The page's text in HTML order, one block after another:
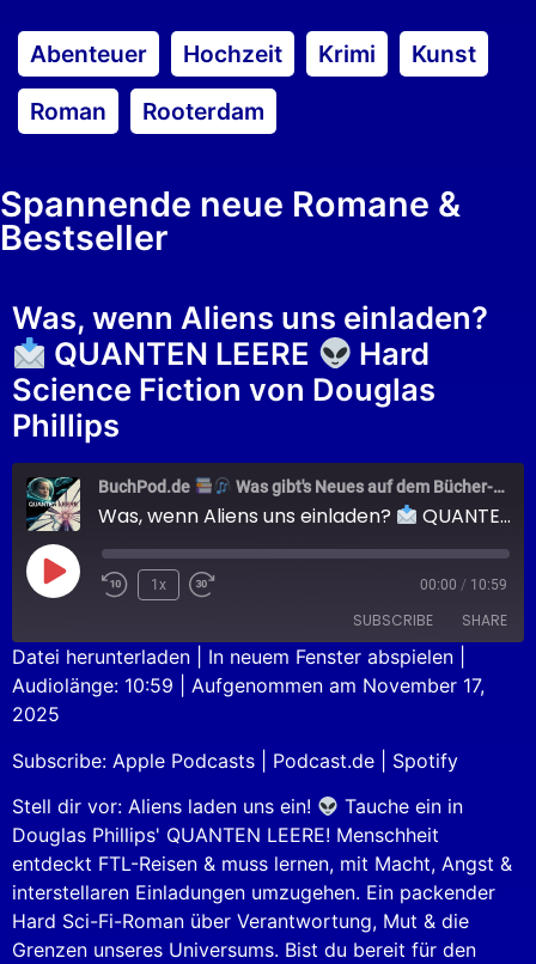
Abenteuer Hochzeit Krimi
Kunst
Roman
Rooterdam
Spannende neue Romane &
Bestseller
Was, wenn Aliens uns einladen?
QUANTEN LEERE
Hard
Science Fiction von Douglas
Phillips
BuchPod.de Was gibt's Neues auf dem Bücher-Markt?
Was, wenn Aliens uns einladen? QUANTEN LEERE
1x 00:00 / 10:59
SUBSCRIBE SHARE
Apple Podcasts Podcast.de
RSS FEED
SHARE
EMBED
Datei herunterladen In neuem Fenster abspielen
Audiolänge: 10:59
Aufgenommen am November 17,
2025
Subscribe: Apple Podcasts Podcast.de
Spotify
Stell dir vor: Aliens laden uns ein!
Tauche ein in
Douglas Phillips' QUANTEN LEERE! Menschheit
entdeckt FTL-Reisen & muss lernen, mit Macht, Angst &
interstellaren Einladungen umzugehen. Ein packender
Hard Sci-Fi-Roman über Verantwortung, Mut & die
Grenzen unseres Universums. Bist du bereit für den